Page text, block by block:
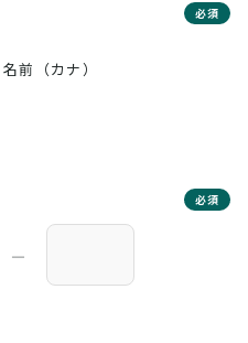
必須
名前（カナ）
必須
―